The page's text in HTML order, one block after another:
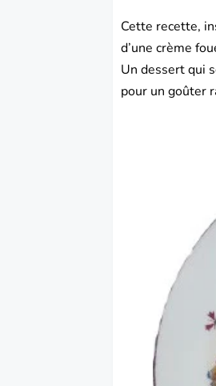
Cette recette,
d’une crème
Un dessert qui
pour un goûter